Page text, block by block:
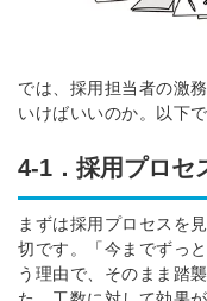
では、採用担当者の激
いけばいいのか。以下
4-1．採用プロセ
まずは採用プロセスを
切です。「今までずっ
う理由で、そのまま踏